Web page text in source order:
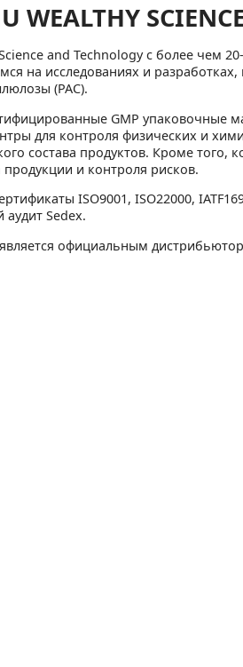
WEALTHY
and Technology с более чем
на исследованиях и
(PAC).
GMP упаковочные
для контроля физических и
состава продуктов. Кроме того,
продукции и контроля рисков.
ISO9001, ISO22000,
Sedex.
официальным